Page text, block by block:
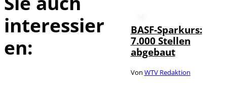
interessier
en:
BASF-Sparkurs:
7.000 Stellen
abgebaut
Von WTV Redaktion